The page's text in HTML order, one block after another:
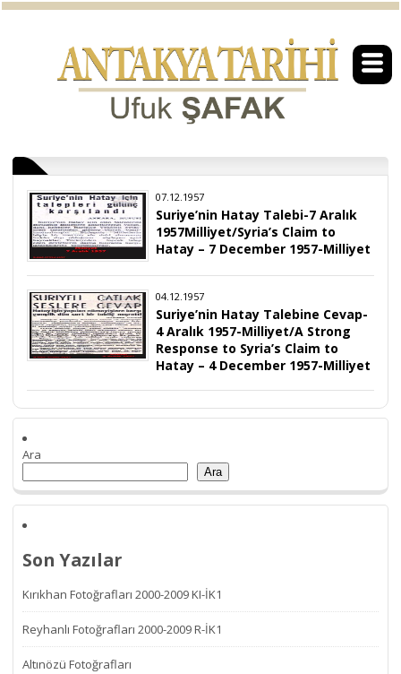
07.12.1957
Suriye’nin Hatay Talebi-7 Aralık
1957Milliyet/Syria’s Claim to
Hatay – 7 December 1957-Milliyet
04.12.1957
Suriye’nin Hatay Talebine Cevap-
4 Aralık 1957-Milliyet/A Strong
Response to Syria’s Claim to
Hatay – 4 December 1957-Milliyet
Ara
Ara
Son Yazılar
Kırıkhan Fotoğrafları 2000-2009 KI-İK1
Reyhanlı Fotoğrafları 2000-2009 R-İK1
Altınözü Fotoğrafları